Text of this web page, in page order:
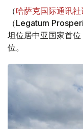
（哈萨克国际通讯社
（Legatum
坦位居中亚国家首
位。